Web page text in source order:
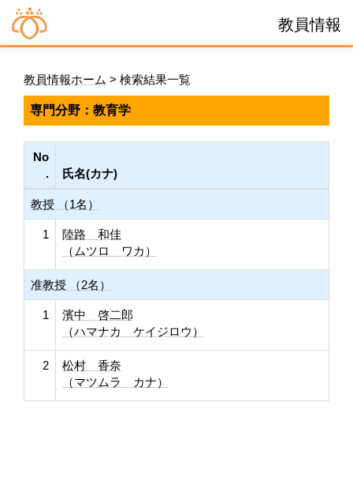
教員情報
教員情報ホーム > 検索結果一覧
専門分野：教育学
No
.
氏名(カナ)
教授 （1名）
1
陸路 和佳
（ムツロ ワカ）
准教授 （2名）
1
濱中 啓二郎
（ハマナカ ケイジロウ）
2
松村 香奈
（マツムラ カナ）